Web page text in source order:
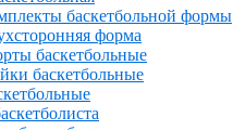
баскетбольной формы
форма
баскетбольные
баскетбольные